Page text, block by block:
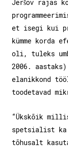
Jeršov rajas
et isegi kui
kümme korda
oli, tuleks
2006. aastaks)
elanikkond
toodetavad
“Ükskõik
spetsialist ka
tõhusalt